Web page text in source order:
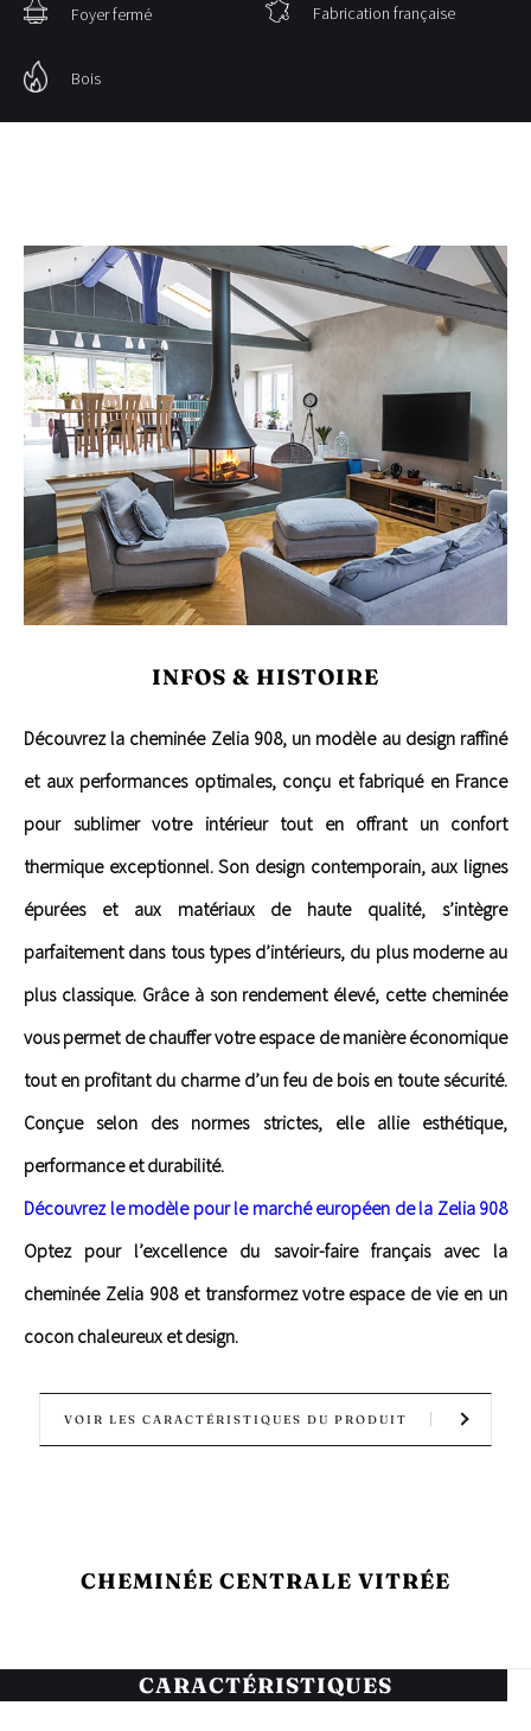
Foyer fermé Fabrication française
Bois
INFOS & HISTOIRE
Découvrez la cheminée Zelia 908, un modèle au design raffiné
et aux performances optimales, conçu et fabriqué en France
pour sublimer votre intérieur tout en offrant un confort
thermique exceptionnel. Son design contemporain, aux lignes
épurées et aux matériaux de haute qualité, s’intègre
parfaitement dans tous types d’intérieurs, du plus moderne au
plus classique. Grâce à son rendement élevé, cette cheminée
vous permet de chauffer votre espace de manière économique
tout en profitant du charme d’un feu de bois en toute sécurité.
Conçue selon des normes strictes, elle allie esthétique,
performance et durabilité.
Découvrez le modèle pour le marché européen de la Zelia 908
Optez pour l’excellence du savoir-faire français avec la
cheminée Zelia 908 et transformez votre espace de vie en un
cocon chaleureux et design.
VOIR LES CARACTÉRISTIQUES DU PRODUIT
CHEMINÉE CENTRALE VITRÉE
CARACTÉRISTIQUES